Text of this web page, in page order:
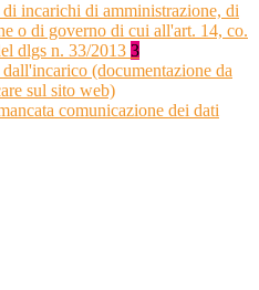
incarichi di amministrazione, di
o di governo di cui all'art. 14, co.
dlgs n. 33/2013 3
dall'incarico (documentazione da
sul sito web)
comunicazione dei dati